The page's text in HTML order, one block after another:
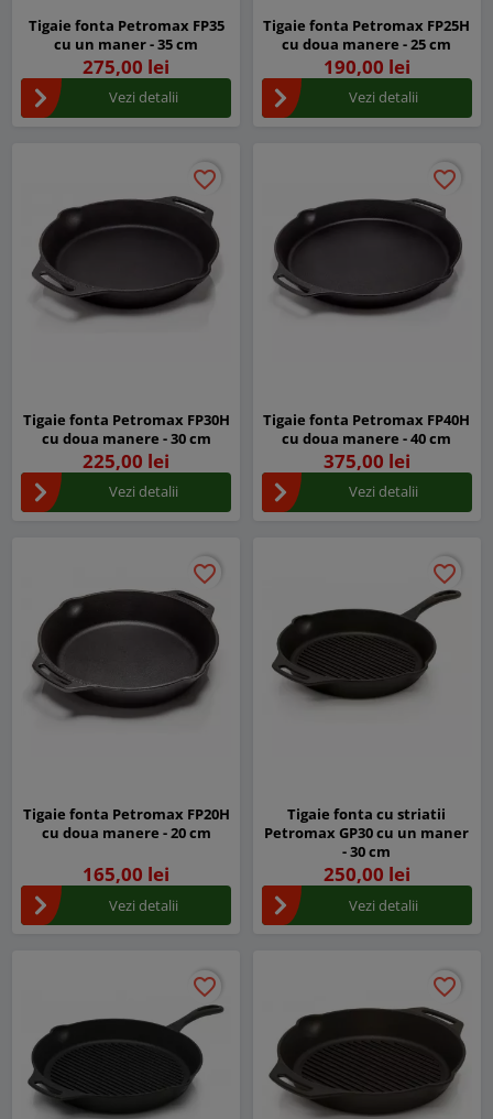
Tigaie fonta Petromax FP35
cu un maner - 35 cm
275,00 lei
Vezi detalii
Tigaie fonta Petromax FP25H
cu doua manere - 25 cm
190,00 lei
Vezi detalii
favorite_border
favorite_border
Tigaie fonta Petromax FP30H
cu doua manere - 30 cm
225,00 lei
Vezi detalii
favorite_border
favorite_border
Tigaie fonta Petromax FP40H
cu doua manere - 40 cm
375,00 lei
Vezi detalii
favorite_border
favorite_border
Tigaie fonta Petromax FP20H
cu doua manere - 20 cm
165,00 lei
Vezi detalii
favorite_border
favorite_border
Tigaie fonta cu striatii
Petromax GP30 cu un maner
- 30 cm
250,00 lei
Vezi detalii
favorite_border
favorite_border favorite_border
favorite_border